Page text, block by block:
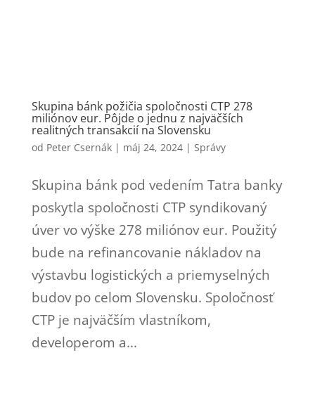
Skupina bánk požičia spoločnosti CTP 278
miliónov eur. Pôjde o jednu z najväčších
realitných transakcií na Slovensku
od Peter Csernák| máj 24, 2024| Správy
Skupina bánk pod vedením Tatra banky
poskytla spoločnosti CTP syndikovaný
úver vo výške 278 miliónov eur. Použitý
bude na refinancovanie nákladov na
výstavbu logistických a priemyselných
budov po celom Slovensku. Spoločnosť
CTP je najväčším vlastníkom,
developerom a...